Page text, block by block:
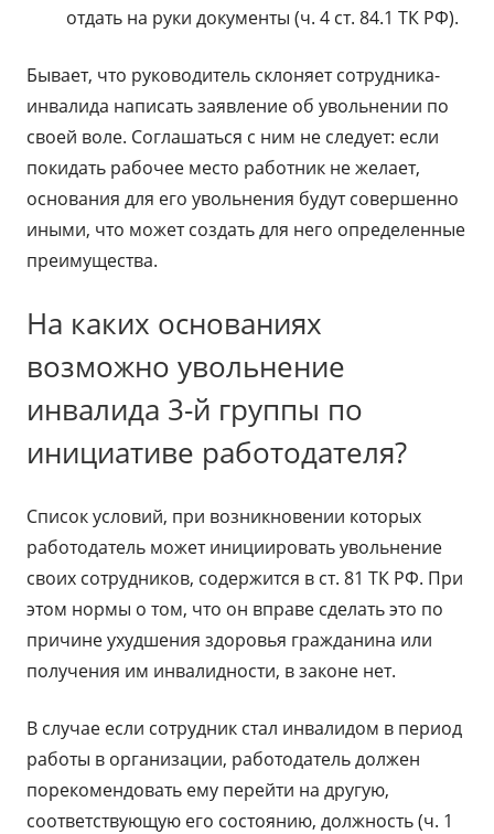
отдать на руки документы (ч. 4 ст. 84.1 ТК РФ).
Бывает, что руководитель склоняет сотрудника-
инвалида написать заявление об увольнении по
своей воле. Соглашаться с ним не следует: если
покидать рабочее место работник не желает,
основания для его увольнения будут совершенно
иными, что может создать для него определенные
преимущества.
На каких основаниях
возможно увольнение
инвалида 3-й группы по
инициативе работодателя?
Список условий, при возникновении которых
работодатель может инициировать увольнение
своих сотрудников, содержится в ст. 81 ТК РФ. При
этом нормы о том, что он вправе сделать это по
причине ухудшения здоровья гражданина или
получения им инвалидности, в законе нет.
В случае если сотрудник стал инвалидом в период
работы в организации, работодатель должен
порекомендовать ему перейти на другую,
соответствующую его состоянию, должность (ч. 1